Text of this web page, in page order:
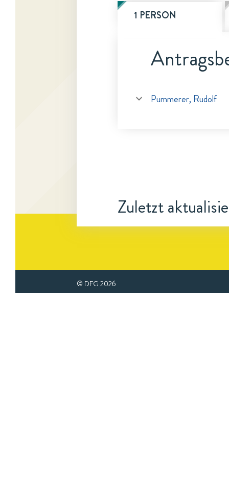
1 PERSON
Pummerer, Rudolf
Zuletzt
© DFG 2026